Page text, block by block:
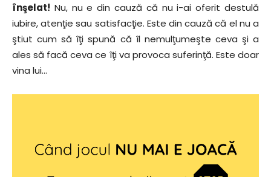
înşelat! Nu, nu e din cauză că nu i-ai oferit destulă
iubire, atenţie sau satisfacţie. Este din cauză că el nu a
ştiut cum să îţi spună că îl nemulţumeşte ceva şi a
ales să facă ceva ce îţi va provoca suferinţă. Este doar
vina lui…